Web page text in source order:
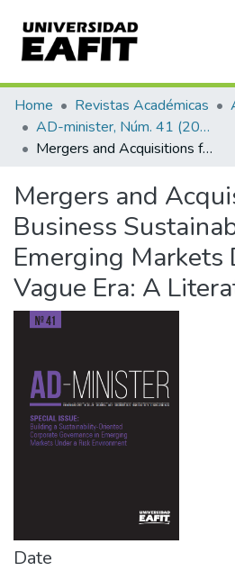
Communities & Collections
All of DSpace
Home Revistas Académicas
AD-minister, Núm. 41 (2022)
Mergers and Acquisitions for Business Sustainability in Emerging Markets During a Vague Era: A Literature Analysis
Mergers and
Business
Emerging Markets
Vague Era: A
Date